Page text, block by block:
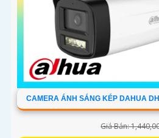
CAMERA ÁNH SÁNG KÉP DAHUA
Giá Bán: